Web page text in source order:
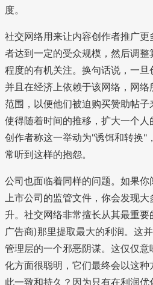
度。
社交网络用来让内容创作者推广
者达到一定的受众规模，然后调
程度的有机关注。换句话说，一
并且在经济上依赖于该网络，网
范围，以便他们被迫购买赞助帖
使得随着时间的推移，扩大一个
创作者称这一举动为"诱饵和转换"
常听到这样的抱怨。
公司也面临着同样的问题。如果
上市公司的监管文件，你会发现
升。社交网络非常擅长从其最重
广告商)那里提取最大的利润。这
管理层的一个邪恶阴谋。这仅仅
化方面很聪明，它们最终会以这
此一致和持久？因为只有在利润